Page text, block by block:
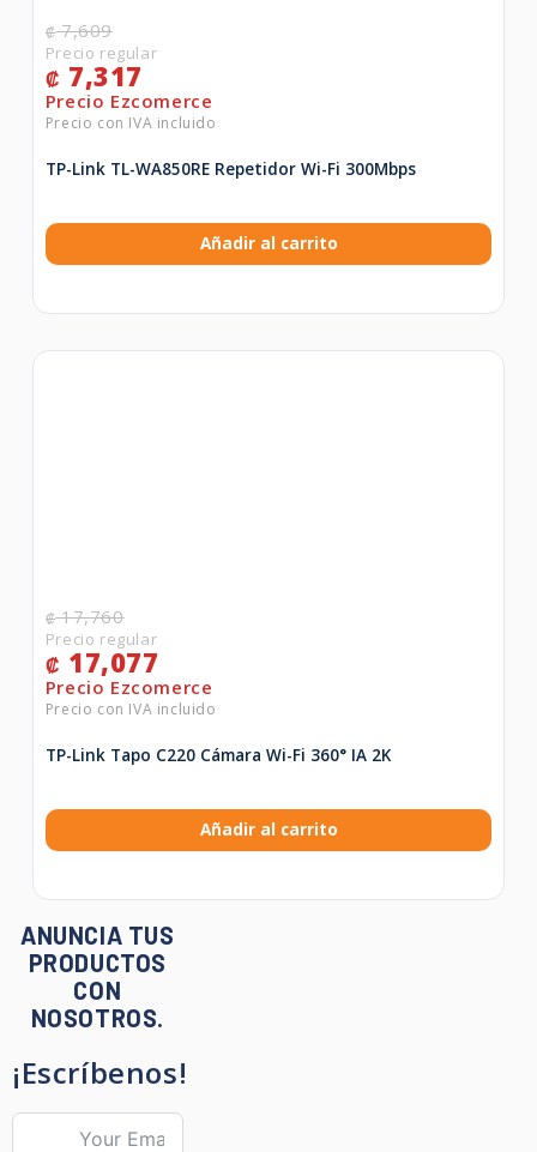
₡7,609
₡ 7,317
TP-Link TL-WA850RE Repetidor Wi-Fi 300Mbps
Añadir al carrito
₡17,760
₡ 17,077
TP-Link Tapo C220 Cámara Wi-Fi 360° IA 2K
Añadir al carrito
ANUNCIA TUS
PRODUCTOS
CON
NOSOTROS.
¡Escríbenos!